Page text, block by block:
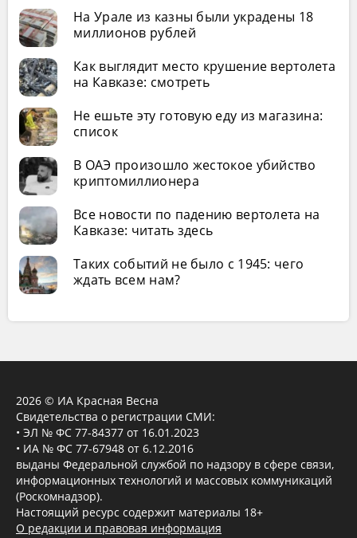
На Урале из казны были украдены 18
миллионов рублей
Как выглядит место крушение вертолета
на Кавказе: смотреть
Не ешьте эту готовую еду из магазина:
список
В ОАЭ произошло жестокое убийство
криптомиллионера
Все новости по падению вертолета на
Кавказе: читать здесь
Таких событий не было с 1945: чего
ждать всем нам?
2026 © ИА Красная Весна
Свидетельства о регистрации СМИ:
• ЭЛ № ФС 77-84377 от 16.01.2023
• ИА № ФС 77-67948 от 6.12.2016
выданы Федеральной службой по надзору в сфере связи,
информационных технологий и массовых коммуникаций
(Роскомнадзор).
Настоящий ресурс содержит материалы 18+
О редакции и правовая информация